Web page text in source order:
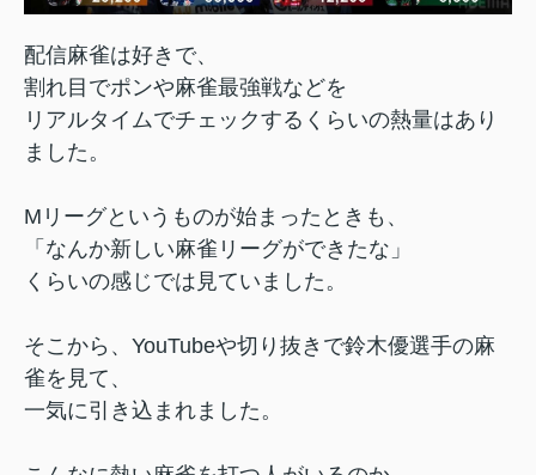
配信麻雀は好きで、
割れ目でポンや麻雀最強戦などを
リアルタイムでチェックするくらいの熱量はあり
ました。
Mリーグというものが始まったときも、
「なんか新しい麻雀リーグができたな」
くらいの感じでは見ていました。
そこから、YouTubeや切り抜きで鈴木優選手の麻
雀を見て、
一気に引き込まれました。